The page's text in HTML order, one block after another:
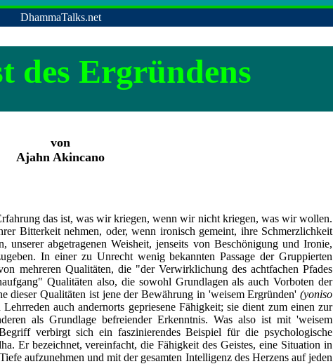
DhammaTalks.net
des Ergründens
von
Ajahn Akincano
das ist, was wir kriegen, wenn wir nicht kriegen, was wir wollen.
Bitterkeit nehmen, oder, wenn ironisch gemeint, ihre Schmerzlichkeit
unserer abgetragenen Weisheit, jenseits von Beschönigung und Ironie,
In einer zu Unrecht wenig bekannten Passage der Gruppierten
mehreren Qualitäten, die "der Verwirklichung des achtfachen Pfades
Qualitäten also, die sowohl Grundlagen als auch Vorboten der
dieser Qualitäten ist jene der Bewährung in 'weisem Ergründen' (yoniso
auch andernorts gepriesene Fähigkeit; sie dient zum einen zur
als Grundlage befreiender Erkenntnis. Was also ist mit 'weisem
verbirgt sich ein faszinierendes Beispiel für die psychologische
Er bezeichnet, vereinfacht, die Fähigkeit des Geistes, eine Situation in
aufzunehmen und mit der gesamten Intelligenz des Herzens auf jeden